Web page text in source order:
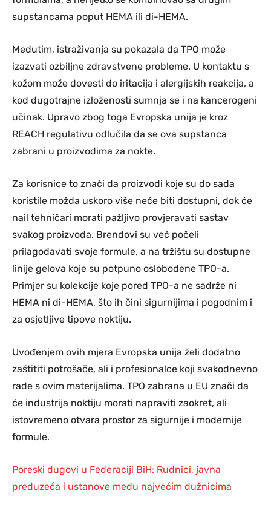
supstancama poput HEMA ili di-HEMA.
Međutim, istraživanja su pokazala da TPO može
izazvati ozbiljne zdravstvene probleme. U kontaktu s
kožom može dovesti do iritacija i alergijskih reakcija, a
kod dugotrajne izloženosti sumnja se i na kancerogeni
učinak. Upravo zbog toga Evropska unija je kroz
REACH regulativu odlučila da se ova supstanca
zabrani u proizvodima za nokte.
Za korisnice to znači da proizvodi koje su do sada
koristile možda uskoro više neće biti dostupni, dok će
nail tehničari morati pažljivo provjeravati sastav
svakog proizvoda. Brendovi su već počeli
prilagođavati svoje formule, a na tržištu su dostupne
linije gelova koje su potpuno oslobođene TPO-a.
Primjer su kolekcije koje pored TPO-a ne sadrže ni
HEMA ni di-HEMA, što ih čini sigurnijima i pogodnim i
za osjetljive tipove noktiju.
Uvođenjem ovih mjera Evropska unija želi dodatno
zaštititi potrošače, ali i profesionalce koji svakodnevno
rade s ovim materijalima. TPO zabrana u EU znači da
će industrija noktiju morati napraviti zaokret, ali
istovremeno otvara prostor za sigurnije i modernije
formule.
Poreski dugovi u Federaciji BiH: Rudnici, javna
preduzeća i ustanove među najvećim dužnicima